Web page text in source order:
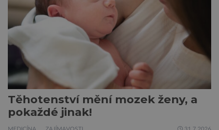
Robertson a zdůrazňuje […]
Těhotenství mění mozek ženy, a
pokaždé jinak!
MEDICÍNA ZAJÍMAVOSTI 31.7.2026